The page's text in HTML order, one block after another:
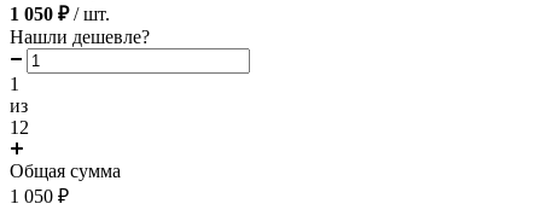
1 050 ₽ / шт.
Нашли дешевле?
1
из
12
Общая сумма
1 050 ₽